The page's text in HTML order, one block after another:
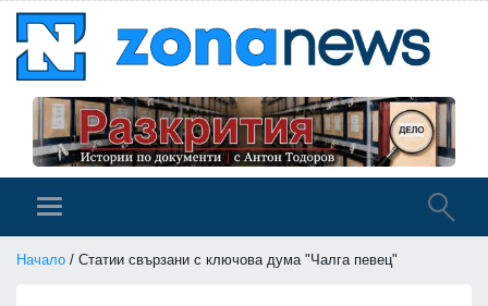
Начало / Статии свързани с ключова дума "Чалга певец"